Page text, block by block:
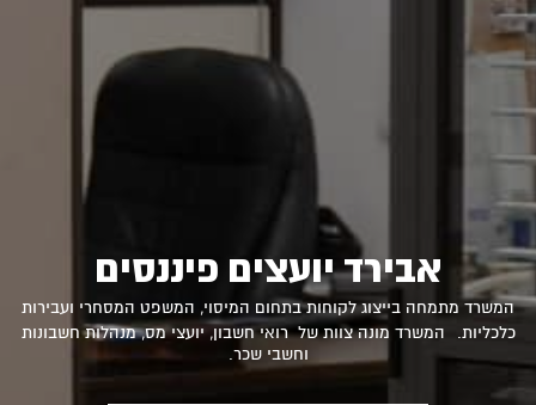
אבירד יועצים פיננסים
המשרד מתמחה בייצוג לקוחות בתחום המיסוי, המשפט המסחרי ועבירות
כלכליות. המשרד מונה צוות של רואי חשבון, יועצי מס, מנהלות חשבונות
וחשבי שכר.